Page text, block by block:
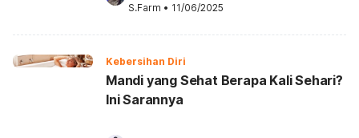
S.Farm • 11/06/2025
Kebersihan Diri
Mandi yang Sehat Berapa Kali Sehari?
Ini Sarannya